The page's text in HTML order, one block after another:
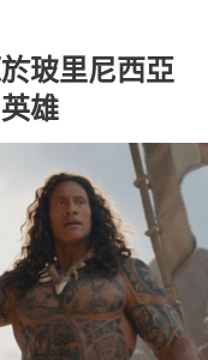
玻里尼西亞
雄